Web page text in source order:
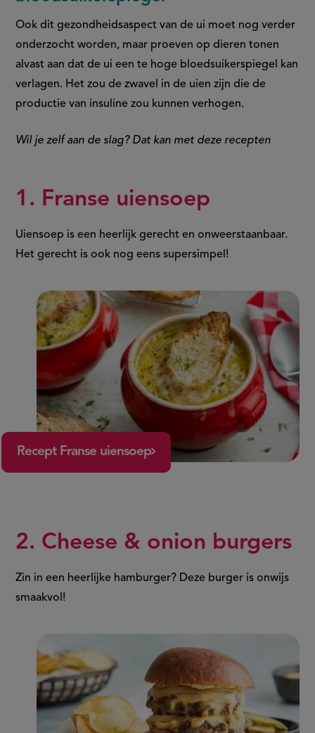
Ook dit gezondheidsaspect van de ui moet nog verder
onderzocht worden, maar proeven op dieren tonen
alvast aan dat de ui een te hoge bloedsuikerspiegel kan
verlagen. Het zou de zwavel in de uien zijn die de
productie van insuline zou kunnen verhogen.
Wil je zelf aan de slag? Dat kan met deze recepten
1. Franse uiensoep
Uiensoep is een heerlijk gerecht en onweerstaanbaar.
Het gerecht is ook nog eens supersimpel!
Recept Franse uiensoep
2. Cheese & onion burgers
Zin in een heerlijke hamburger? Deze burger is onwijs
smaakvol!